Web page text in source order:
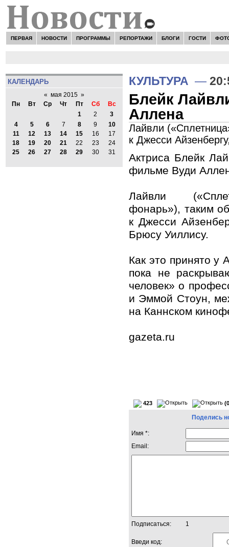
ПЕРВАЯ НОВОСТИ ПРОГРАММЫ РЕПОРТАЖИ БЛОГИ ГОСТИ
КАЛЕНДАРЬ
« мая 2015 »
Пн
Вт Ср Чт Пт Сб
Вс
1
2
3
4
5 6 7 8 9
10
11
12 13 14 15 16
17
18
19 20 21 22 23
24
25
26 27 28 29 30 31
КУЛЬТУРА —
Блейк
Аллена
Лайвли
к Джесси
Актриса Блейк
фильме Вуди
Лайвли
фонарь»), таким
к Джесси
Брюсу Уиллису.
Как это принято у
пока не
человек» о
и Эммой Стоун,
на Каннском
gazeta.ru
423
Поделись
Имя *:
Email:
Подписаться: 1
Введи код: